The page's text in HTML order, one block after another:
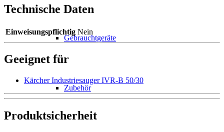
Gebrauchtgeräte
Zubehör
Technische Daten
Einweisungspflichtig Nein
Geeignet für
Kärcher Industriesauger IVR-B 50/30
Produktsicherheit